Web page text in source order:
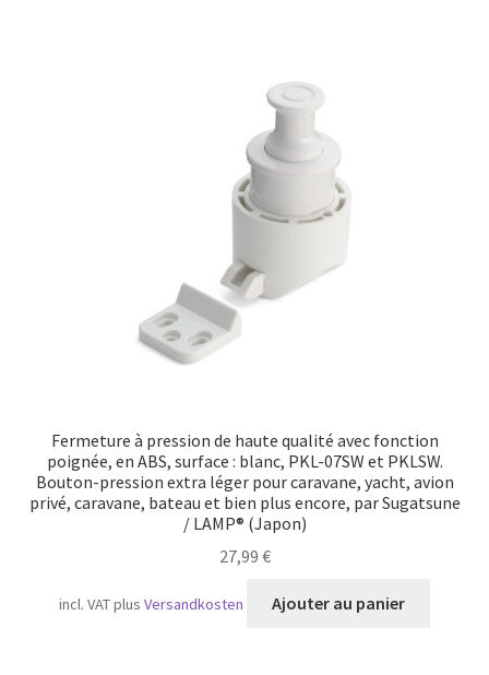
Fermeture à pression de haute qualité avec fonction
poignée, en ABS, surface : blanc, PKL-07SW et PKLSW.
Bouton-pression extra léger pour caravane, yacht, avion
privé, caravane, bateau et bien plus encore, par Sugatsune
/ LAMP® (Japon)
27,99 €
incl. VATplusVersandkosten Ajouter au panier